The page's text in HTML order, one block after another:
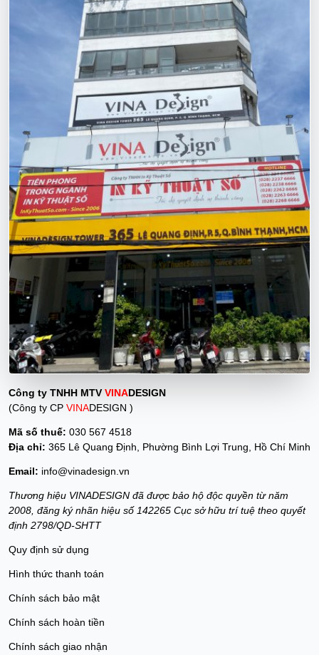
Công ty TNHH MTVVINADESIGN
(Công ty CP VINADESIGN )
Mã số thuế: 030 567 4518
Địa chỉ: 365 Lê Quang Định, Phường Bình Lợi Trung, Hồ Chí Minh
Email: info@vinadesign.vn
Thương hiệu VINADESIGN đã được bảo hộ độc quyền từ năm
2008, đăng ký nhãn hiệu số 142265 Cục sở hữu trí tuệ theo quyết
định 2798/QD-SHTT
Quy định sử dụng
Hình thức thanh toán
Chính sách bảo mật
Chính sách hoàn tiền
Chính sách giao nhận